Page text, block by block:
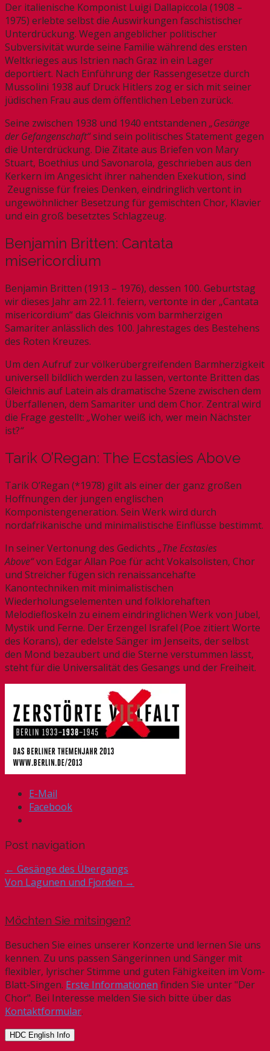
Der italienische Komponist Luigi Dallapiccola (1908 –
1975) erlebte selbst die Auswirkungen faschistischer
Unterdrückung. Wegen angeblicher politischer
Subversivität wurde seine Familie während des ersten
Weltkrieges aus Istrien nach Graz in ein Lager
deportiert. Nach Einführung der Rassengesetze durch
Mussolini 1938 auf Druck Hitlers zog er sich mit seiner
jüdischen Frau aus dem öffentlichen Leben zurück.
Seine zwischen 1938 und 1940 entstandenen „Gesänge
der Gefangenschaft“sind sein politisches Statement gegen
die Unterdrückung. Die Zitate aus Briefen von Mary
Stuart, Boethius und Savonarola, geschrieben aus den
Kerkern im Angesicht ihrer nahenden Exekution, sind
Zeugnisse für freies Denken, eindringlich vertont in
ungewöhnlicher Besetzung für gemischten Chor, Klavier
und ein groß besetztes Schlagzeug.
Benjamin Britten: Cantata
misericordium
Benjamin Britten (1913 – 1976), dessen 100. Geburtstag
wir dieses Jahr am 22.11. feiern, vertonte in der „Cantata
misericordium“ das Gleichnis vom barmherzigen
Samariter anlässlich des 100. Jahrestages des Bestehens
des Roten Kreuzes.
Um den Aufruf zur völkerübergreifenden Barmherzigkeit
universell bildlich werden zu lassen, vertonte Britten das
Gleichnis auf Latein als dramatische Szene zwischen dem
Überfallenen, dem Samariter und dem Chor. Zentral wird
die Frage gestellt: „Woher weiß ich, wer mein Nächster
ist?“
Tarik O’Regan: The Ecstasies Above
Tarik O’Regan (*1978) gilt als einer der ganz großen
Hoffnungen der jungen englischen
Komponistengeneration. Sein Werk wird durch
nordafrikanische und minimalistische Einflüsse bestimmt.
In seiner Vertonung des Gedichts „The Ecstasies
Above“von Edgar Allan Poe für acht Vokalsolisten, Chor
und Streicher fügen sich renaissancehafte
Kanontechniken mit minimalistischen
Wiederholungselementen und folklorehaften
Melodiefloskeln zu einem eindringlichen Werk von Jubel,
Mystik und Ferne. Der Erzengel Israfel (Poe zitiert Worte
des Korans), der edelste Sänger im Jenseits, der selbst
den Mond bezaubert und die Sterne verstummen lässt,
steht für die Universalität des Gesangs und der Freiheit.
E-Mail
Facebook
Post navigation
← Gesänge des Übergangs
Von Lagunen und Fjorden →
Möchten Sie mitsingen?
Besuchen Sie eines unserer Konzerte und lernen Sie uns
kennen. Zu uns passen Sängerinnen und Sänger mit
flexibler, lyrischer Stimme und guten Fähigkeiten im Vom-
Blatt-Singen. Erste Informationen finden Sie unter "Der
Chor". Bei Interesse melden Sie sich bitte über das
Kontaktformular.
HDC English Info